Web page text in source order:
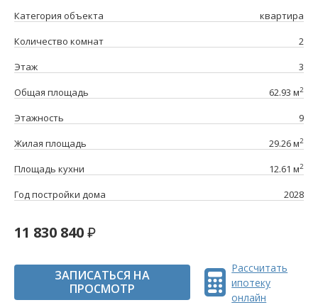
Категория объекта
квартира
Количество комнат
2
Этаж
3
Общая площадь
62.93 м2
Этажность
9
Жилая площадь
29.26 м2
Площадь кухни 12.61 м2
Год постройки дома 2028
11 830 840
ЗАПИСАТЬСЯ НА
ПРОСМОТР
Рассчитать
ипотеку
онлайн